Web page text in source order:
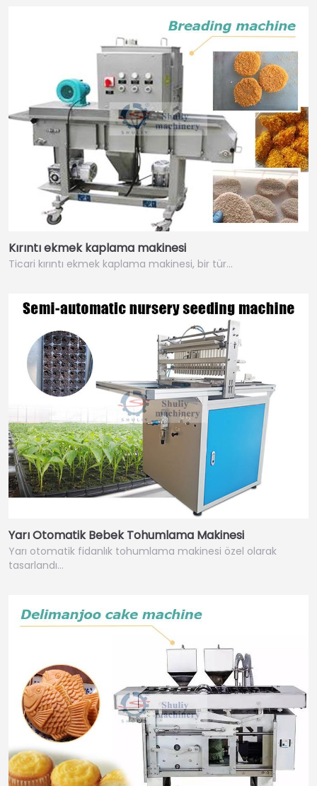
Kırıntı ekmek kaplama makinesi
Ticari kırıntı ekmek kaplama makinesi, bir tür…
Yarı Otomatik Bebek Tohumlama Makinesi
Yarı otomatik fidanlık tohumlama makinesi özel olarak
tasarlandı…